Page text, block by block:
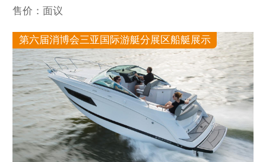
售价：面议
第六届消博会三亚国际游艇分展区船艇展示